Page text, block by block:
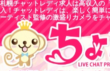
札幌チャットレディ求人は高収入の
入！チャットレディは、楽しく簡単
ーティスト監修の激盛りカメラをチ